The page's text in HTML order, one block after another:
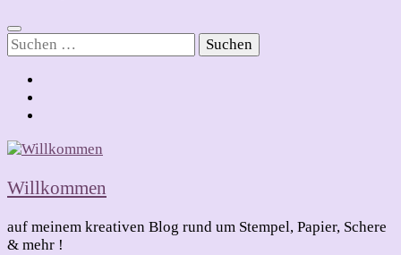
Suchen
nach:
Willkommen
auf meinem kreativen Blog rund um Stempel, Papier, Schere
& mehr !